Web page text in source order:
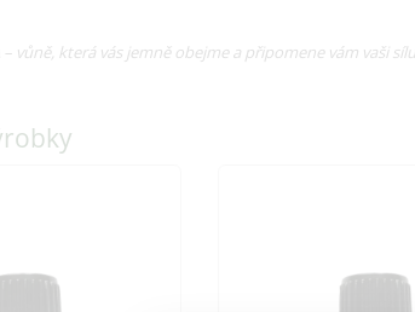
– vůně, která vás jemně obejme a připomene vám vaši